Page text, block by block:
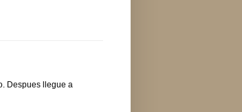
Despues llegue a